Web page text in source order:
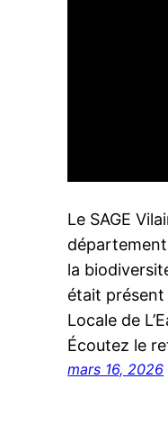
Le SAGE
la
était présent
Locale de
Écoutez le
mars 16, 2026